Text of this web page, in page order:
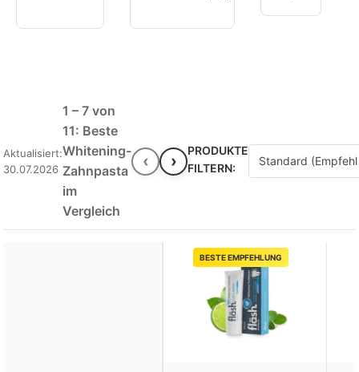
Aktualisiert:
30.07.2026
1 – 7 von
11: Beste
Whitening-
Zahnpasta
im
Vergleich
‹ ›
PRODUKTE
FILTERN:
BESTE EMPFEHLUNG